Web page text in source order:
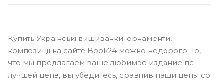
Купить Українські вишиванки: орнаменти,
композиції на сайте Book24 можно недорого. То,
что мы предлагаем ваше любимое издание по
лучшей цене, вы убедитесь, сравнив наши цены со